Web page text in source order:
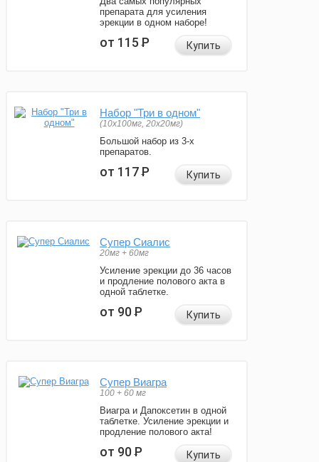
препарата для усиления
эрекции в одном наборе!
от 115Р Купить
Набор "Три в одном"
(10x100мг, 20x20мг)
Большой набор из 3-х
препаратов.
от 117Р Купить
Супер Сиалис
20мг + 60мг
Усиление эрекции до 36 часов
и продление полового акта в
одной таблетке.
от 90Р Купить
Супер Виагра
100 + 60 мг
Виагра и Дапоксетин в одной
таблетке. Усиление эрекции и
продление полового акта!
от 90Р Купить